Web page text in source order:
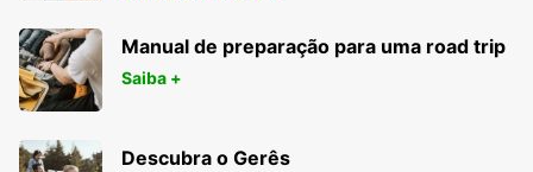
Manual de preparação para uma road trip
Saiba +
Descubra o Gerês